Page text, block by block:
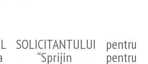
SOLICITANTULUI pentru
“Sprijin pentru